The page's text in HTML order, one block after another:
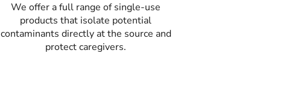
We offer a full range of single-use
products that isolate potential
contaminants directly at the source and
protect caregivers.